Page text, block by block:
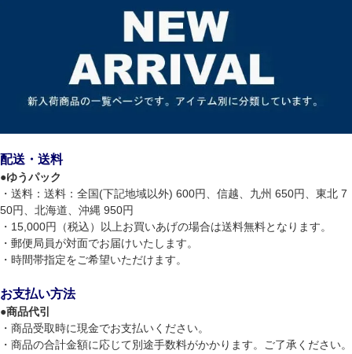
配送・送料
●ゆうパック
・送料：送料：全国(下記地域以外) 600円、信越、九州 650円、東北 7
50円、北海道、沖縄 950円
・15,000円（税込）以上お買いあげの場合は送料無料となります。
・郵便局員が対面でお届けいたします。
・時間帯指定をご希望いただけます。
お支払い方法
●商品代引
・商品受取時に現金でお支払いください。
・商品の合計金額に応じて別途手数料がかかります。ご了承ください。